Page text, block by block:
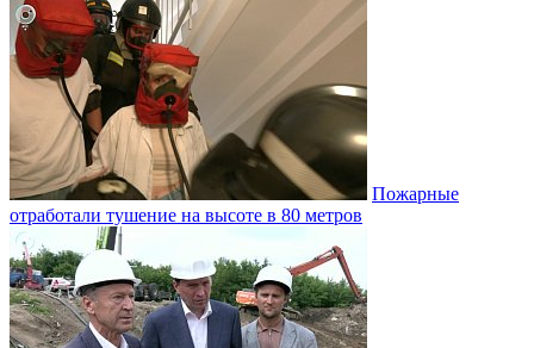
Пожарные
отработали тушение на высоте в 80 метров